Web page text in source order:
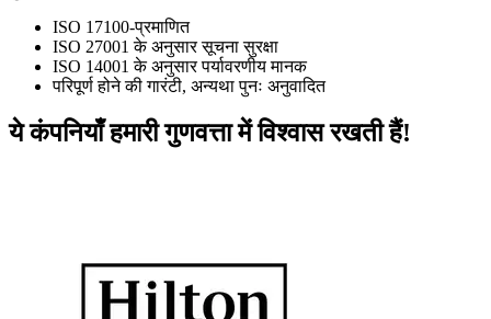
ISO 17100-प्रमाणित
ISO 27001 के अनुसार सूचना सुरक्षा
ISO 14001 के अनुसार पर्यावरणीय मानक
परिपूर्ण होने की गारंटी, अन्यथा पुनः अनुवादित
ये कंपनियाँ हमारी गुणवत्ता में विश्वास रखती हैं!